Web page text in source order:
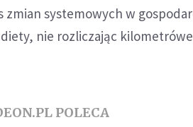
systemowych w
nie rozliczając
POLECA